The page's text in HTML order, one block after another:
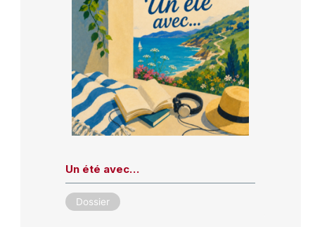
Un été avec…
Dossier